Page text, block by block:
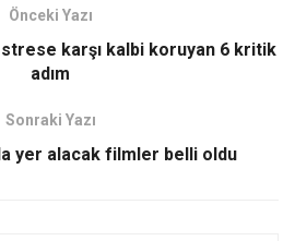
Önceki Yazı
karşı kalbi koruyan 6 kritik
adım
Sonraki Yazı
yer alacak filmler belli oldu